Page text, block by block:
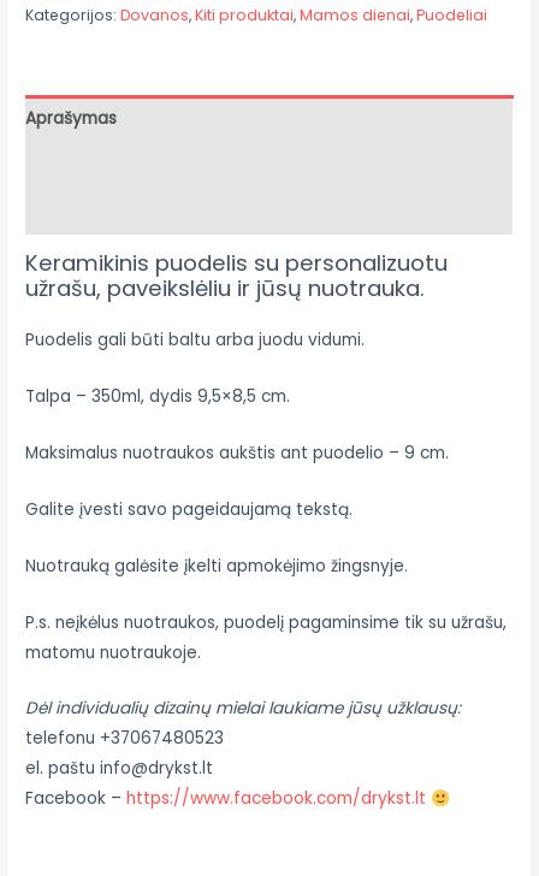
Kategorijos:Dovanos,Kiti produktai,Mamos dienai,Puodeliai
Aprašymas
Keramikinis puodelis su personalizuotu
užrašu, paveikslėliu ir jūsų nuotrauka.
Puodelis gali būti baltu arba juodu vidumi.
Talpa – 350ml, dydis 9,5×8,5 cm.
Maksimalus nuotraukos aukštis ant puodelio – 9 cm.
Galite įvesti savo pageidaujamą tekstą.
Nuotrauką galėsite įkelti apmokėjimo žingsnyje.
P.s. neįkėlus nuotraukos, puodelį pagaminsime tik su užrašu,
matomu nuotraukoje.
Dėl individualių dizainų mielai laukiame jūsų užklausų:
telefonu +37067480523
el. paštu info@drykst.lt
Facebook –https://www.facebook.com/drykst.lt